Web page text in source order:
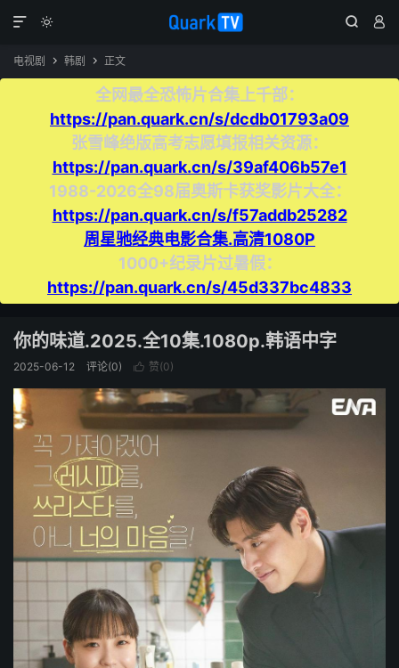
  

电视剧  韩剧  正文
全网最全恐怖片合集上千部：
https://pan.quark.cn/s/dcdb01793a09
张雪峰绝版高考志愿填报相关资源：
https://pan.quark.cn/s/39af406b57e1
1988-2026全98届奥斯卡获奖影片大全：
https://pan.quark.cn/s/f57addb25282
周星驰经典电影合集.高清1080P
1000+纪录片过暑假：
https://pan.quark.cn/s/45d337bc4833
你的味道.2025.全10集.1080p.韩语中字
2025-06-12 评论(0)  赞(0)